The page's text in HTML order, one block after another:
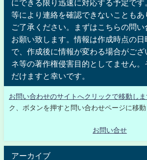
にできる限り迅速に対応する予定で
等により連絡を確認できないこともあ
ご了承ください。まずはこちらの問
お願い致します。情報は作成時点の
で、作成後に情報が変わる場合がござ
ネ等の著作権侵害目的としてません。
だけますと幸いです。
お問い合わせのサイトへクリックで移動しま
ク、ボタンを押すと問い合わせページに移動
お問い合せ
アーカイブ